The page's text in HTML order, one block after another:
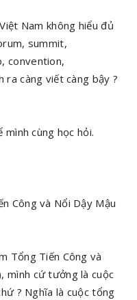
Nam không hiểu đủ
summit,
convention,
ra càng viết càng bậy ?
cùng học hỏi.
Công và Nổi Dậy Mậu
Tổng Tiến Công và
mình cứ tưởng là cuộc
? Nghĩa là cuộc tổng